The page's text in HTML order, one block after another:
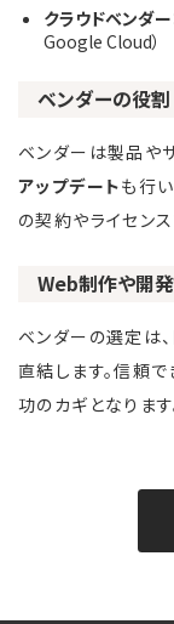
クラウドベンダー
Google Cloud）
ベンダーの役割
ベンダーは製品や
アップデートも行
の契約やライセン
Web制作や開
ベンダーの選定は
直結します。信頼
功のカギとなります